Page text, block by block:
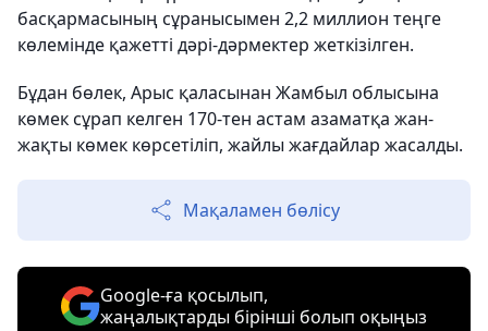
басқармасының сұранысымен 2,2 миллион теңге
көлемінде қажетті дәрі-дәрмектер жеткізілген.
Бұдан бөлек, Арыс қаласынан Жамбыл облысына
көмек сұрап келген 170-тен астам азаматқа жан-
жақты көмек көрсетіліп, жайлы жағдайлар жасалды.
Мақаламен бөлісу
Google-ға қосылып,
жаңалықтарды бірінші болып оқыңыз